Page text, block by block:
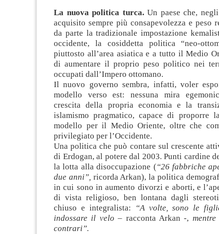
La nuova politica turca.Un paese che,
acquisito sempre più consapevolezza e peso
da parte la tradizionale impostazione
occidente, la cosiddetta politica “neo-
piuttosto all’area asiatica e a tutto il Medio
di aumentare il proprio peso politico nei
occupati dall’Impero ottomano.
Il nuovo governo sembra, infatti, voler
modello verso est: nessuna mira
crescita della propria economia e la
islamismo pragmatico, capace di proporre
modello per il Medio Oriente, oltre che
privilegiato per l’Occidente.
Una politica che può contare sul crescente
di Erdogan, al potere dal 2003. Punti cardine
la lotta alla disoccupazione (“26 fabbriche
due anni”, ricorda Arkan), la politica
in cui sono in aumento divorzi e aborti, e
di vista religioso, ben lontana dagli
chiuso e integralista:
“A volte, sono le
indossare il velo– racconta Arkan -,
contrari”.